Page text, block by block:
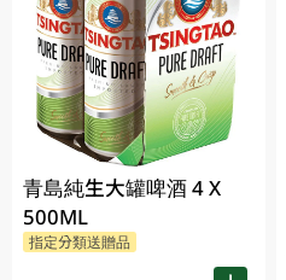
青島純生大罐啤酒 4 X
500ML
指定分類送贈品